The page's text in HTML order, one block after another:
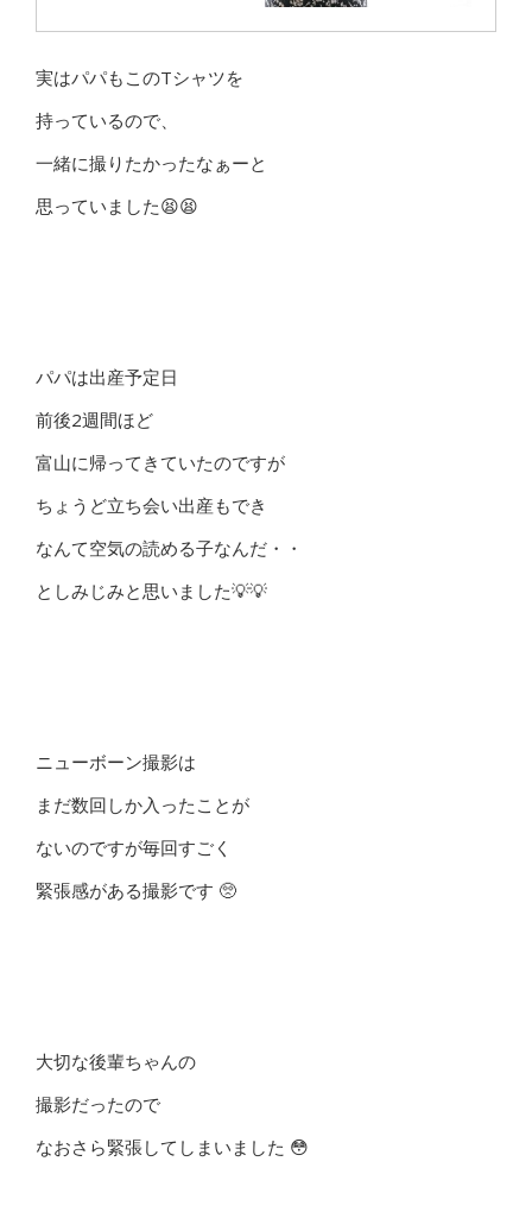
実はパパもこのTシャツを
持っているので、
一緒に撮りたかったなぁーと
思っていました😫😫
パパは出産予定日
前後2週間ほど
富山に帰ってきていたのですが
ちょうど立ち会い出産もでき
なんて空気の読める子なんだ・・
としみじみと思いました💡💡
ニューボーン撮影は
まだ数回しか入ったことが
ないのですが毎回すごく
緊張感がある撮影です 🥺
大切な後輩ちゃんの
撮影だったので
なおさら緊張してしまいました 😳